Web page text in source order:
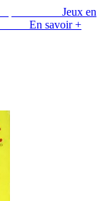
Jeux en
En savoir +